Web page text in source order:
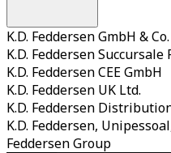
K.D. Feddersen GmbH &
K.D. Feddersen Succursale
K.D. Feddersen CEE GmbH
K.D. Feddersen UK Ltd.
K.D. Feddersen
K.D. Feddersen,
Feddersen Group